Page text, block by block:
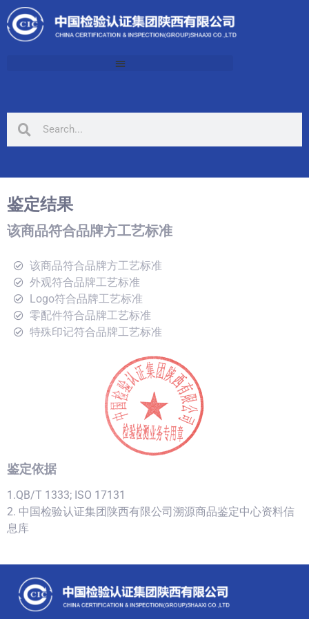
鉴定结果
该商品符合品牌方工艺标准
该商品符合品牌方工艺标准
外观符合品牌工艺标准
Logo符合品牌工艺标准
零配件符合品牌工艺标准
特殊印记符合品牌工艺标准
鉴定依据
1.QB/T 1333; ISO 17131
2. 中国检验认证集团陕西有限公司溯源商品鉴定中心资料信
息库